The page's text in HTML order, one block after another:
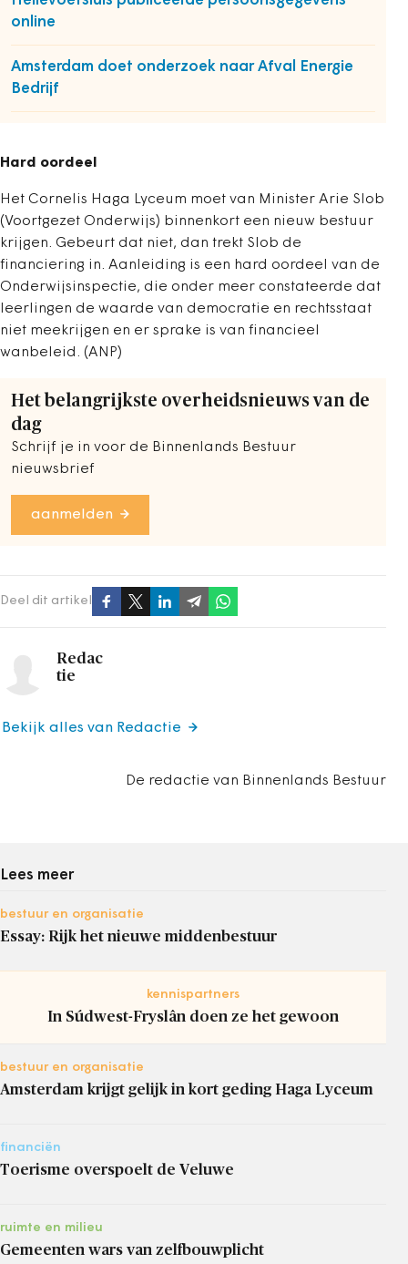
online
Amsterdam doet onderzoek naar Afval Energie
Bedrijf
Hard oordeel
Het Cornelis Haga Lyceum moet van Minister Arie Slob
(Voortgezet Onderwijs) binnenkort een nieuw bestuur
krijgen. Gebeurt dat niet, dan trekt Slob de
financiering in. Aanleiding is een hard oordeel van de
Onderwijsinspectie, die onder meer constateerde dat
leerlingen de waarde van democratie en rechtsstaat
niet meekrijgen en er sprake is van financieel
wanbeleid. (ANP)
Het belangrijkste overheidsnieuws van de
dag
Schrijf je in voor de Binnenlands Bestuur
nieuwsbrief
aanmelden
Deel dit artikel
Redac
tie
De redactie van Binnenlands Bestuur
Bekijk alles van Redactie
Lees meer
bestuur en organisatie
Essay: Rijk het nieuwe middenbestuur
kennispartners
In Súdwest-Fryslân doen ze het gewoon
bestuur en organisatie
Amsterdam krijgt gelijk in kort geding Haga Lyceum
financiën
Toerisme overspoelt de Veluwe
ruimte en milieu
Gemeenten wars van zelfbouwplicht